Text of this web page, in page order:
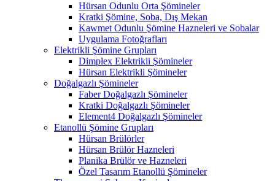
Hürsan Odunlu Orta Şömineler
Kratki Şömine, Soba, Dış Mekan
Kawmet Odunlu Şömine Hazneleri ve Sobalar
Uygulama Fotoğrafları
Elektrikli Şömine Grupları
Dimplex Elektrikli Şömineler
Hürsan Elektrikli Şömineler
Doğalgazlı Şömineler
Faber Doğalgazlı Şömineler
Kratki Doğalgazlı Şömineler
Element4 Doğalgazlı Şömineler
Etanollü Şömine Grupları
Hürsan Brülörler
Hürsan Brülör Hazneleri
Planika Brülör ve Hazneleri
Özel Tasarım Etanollü Şömineler